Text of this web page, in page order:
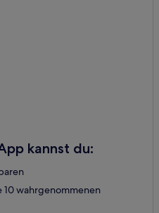
kannst du:
10 wahrgenommenen